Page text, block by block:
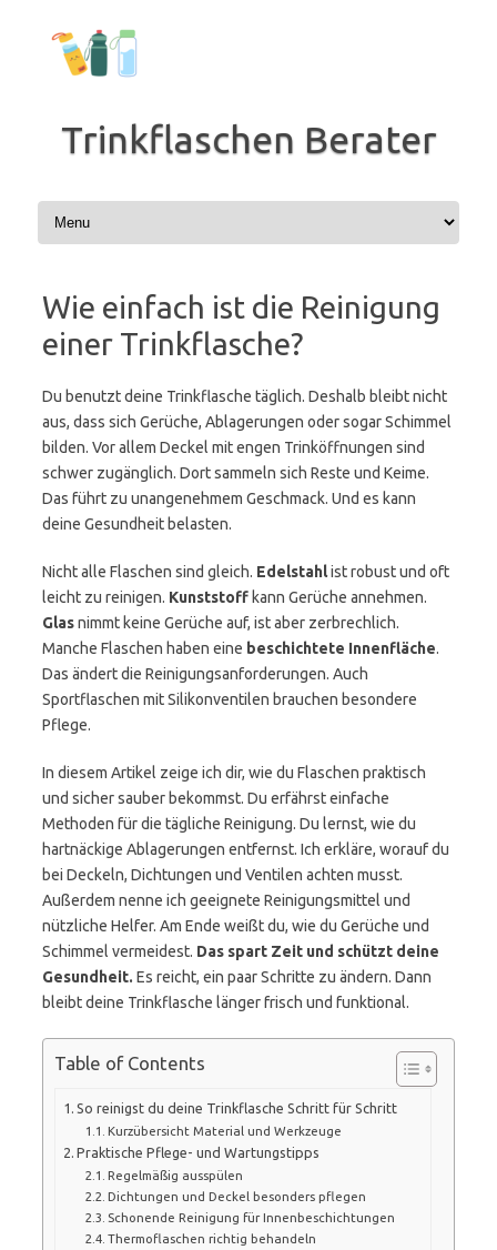
springen
Trinkflaschen Berater
Wie einfach ist die Reinigung
einer Trinkflasche?
Du benutzt deine Trinkflasche täglich. Deshalb bleibt nicht
aus, dass sich Gerüche, Ablagerungen oder sogar Schimmel
bilden. Vor allem Deckel mit engen Trinköffnungen sind
schwer zugänglich. Dort sammeln sich Reste und Keime.
Das führt zu unangenehmem Geschmack. Und es kann
deine Gesundheit belasten.
Nicht alle Flaschen sind gleich. Edelstahlist robust und oft
leicht zu reinigen. Kunststoff kann Gerüche annehmen.
Glasnimmt keine Gerüche auf, ist aber zerbrechlich.
Manche Flaschen haben eine beschichtete Innenfläche.
Das ändert die Reinigungsanforderungen. Auch
Sportflaschen mit Silikonventilen brauchen besondere
Pflege.
In diesem Artikel zeige ich dir, wie du Flaschen praktisch
und sicher sauber bekommst. Du erfährst einfache
Methoden für die tägliche Reinigung. Du lernst, wie du
hartnäckige Ablagerungen entfernst. Ich erkläre, worauf du
bei Deckeln, Dichtungen und Ventilen achten musst.
Außerdem nenne ich geeignete Reinigungsmittel und
nützliche Helfer. Am Ende weißt du, wie du Gerüche und
Schimmel vermeidest. Das spart Zeit und schützt deine
Gesundheit. Es reicht, ein paar Schritte zu ändern. Dann
bleibt deine Trinkflasche länger frisch und funktional.
Table of Contents
So reinigst du deine Trinkflasche Schritt für Schritt
Kurzübersicht Material und Werkzeuge
Praktische Pflege- und Wartungstipps
Regelmäßig ausspülen
Dichtungen und Deckel besonders pflegen
Schonende Reinigung für Innenbeschichtungen
Thermoflaschen richtig behandeln